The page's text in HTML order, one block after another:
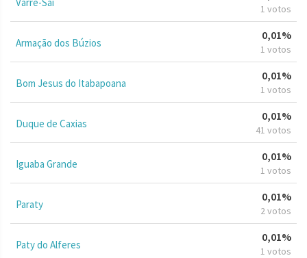
1 votos
Armação dos Búzios
0,01%
1 votos
Bom Jesus do Itabapoana
0,01%
1 votos
Duque de Caxias
0,01%
41 votos
Iguaba Grande
0,01%
1 votos
Paraty
0,01%
2 votos
Paty do Alferes
0,01%
1 votos